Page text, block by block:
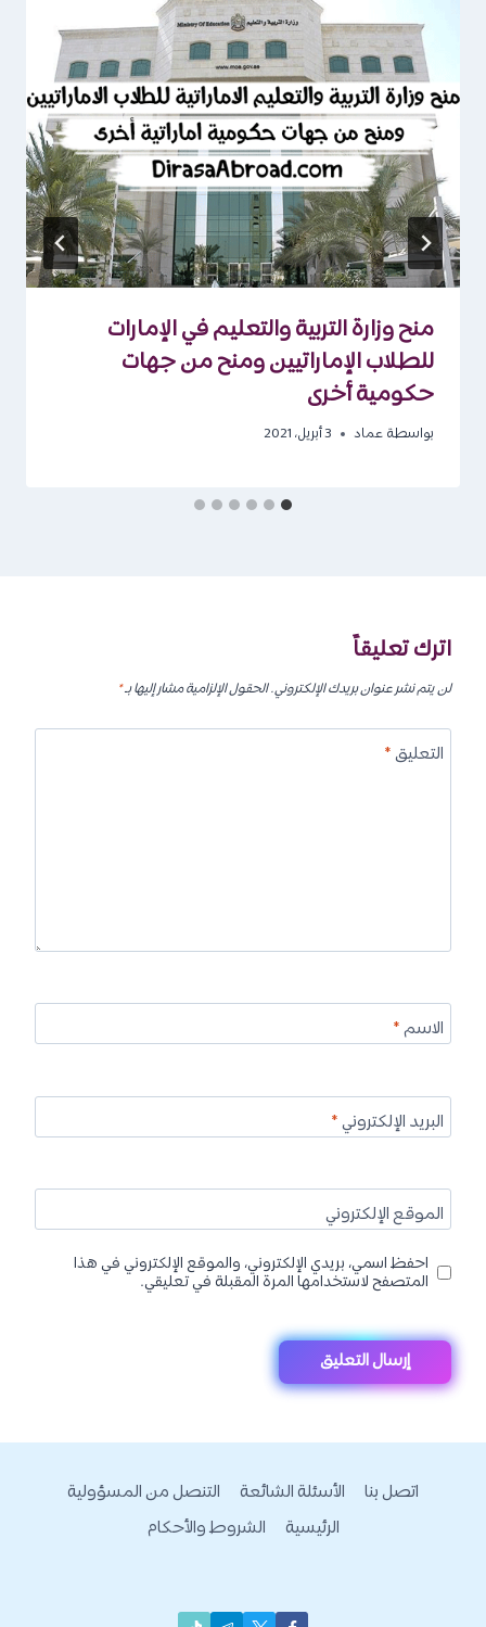
منح وزارة التربية والتعليم في الإمارات
للطلاب الإماراتيين ومنح من جهات
حكومية أخرى
بواسطة عماد 3 أبريل، 2021
اترك تعليقاً
لن يتم نشر عنوان بريدك الإلكتروني.الحقول الإلزامية مشار إليها بـ*
التعليق*
الاسم*
البريد الإلكتروني*
الموقع الإلكتروني
احفظ اسمي، بريدي الإلكتروني، والموقع الإلكتروني في هذا
المتصفح لاستخدامها المرة المقبلة في تعليقي.
اتصل بنا الأسئلة الشائعة
التنصل من المسؤولية
الرئيسية
الشروط والأحكام